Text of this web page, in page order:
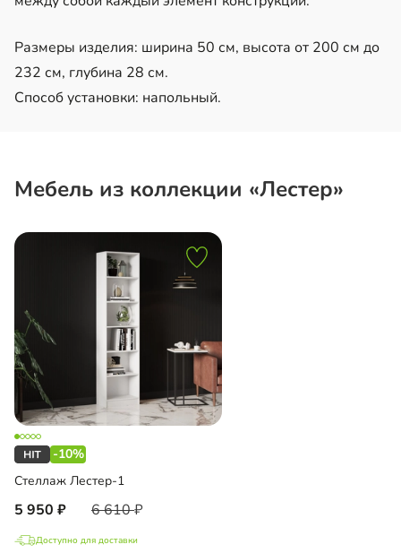
Размеры изделия: ширина 50 см, высота от 200 см до
232 см, глубина 28 см.
Способ установки: напольный.
Мебель из коллекции «Лестер»
-10%
Стеллаж Лестер-1
5 950 6 610
Доступно для доставки